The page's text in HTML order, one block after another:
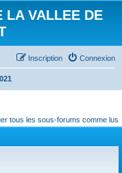
LA VALLEE DE
Connexion
Inscription
tous les sous-forums comme lus